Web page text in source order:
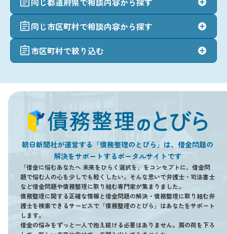
同じ市区町村で相談内容から探す
市区町村で絞り込む
朝日新聞社が運営する「債務整理のとびら」は、借金問題の
解決をサポートするポータルサイトです
「借金に悩むあなたへ 未来をひらく選択を」をコンセプトに、借金問
題で悩む人の心を少しでも軽くしたい。そんな思いで弁護士・司法書士
など借金問題や債務整理に取り組む専門家が集まりました。
債務整理に関する正確な情報と借金問題の解決・債務整理に取り組む弁
護士を検索できるサービスで「債務整理のとびら」はあなたをサポート
します。
借金の悩みをずっと一人で抱え続ける必要はありません。肩の荷を下ろ